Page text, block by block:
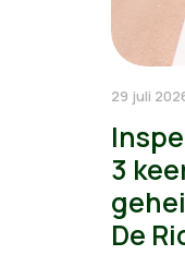
29 juli
3
De